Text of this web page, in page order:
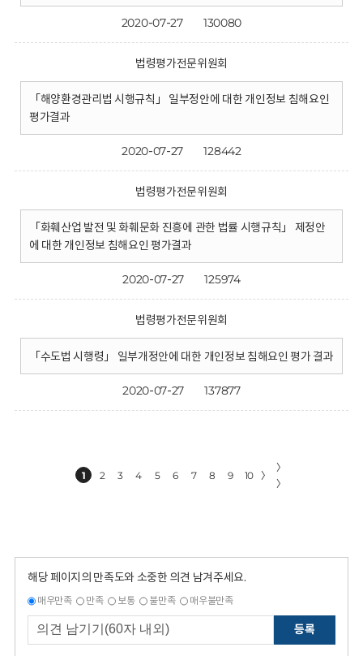
2020-07-27 130080
법령평가전문위원회
「해양환경관리법 시행규칙」 일부정안에 대한 개인정보 침해요인
평가결과
2020-07-27 128442
법령평가전문위원회
「화훼산업 발전 및 화훼문화 진흥에 관한 법률 시행규칙」 제정안
에 대한 개인정보 침해요인 평가결과
2020-07-27 125974
법령평가전문위원회
「수도법 시행령」 일부개정안에 대한 개인정보 침해요인 평가 결과
2020-07-27 137877
1 2 3 4 5 6 7 8 9 10 〉
〉
〉
해당 페이지의 만족도와 소중한 의견 남겨주세요.
매우만족 만족 보통 불만족 매우불만족
등록